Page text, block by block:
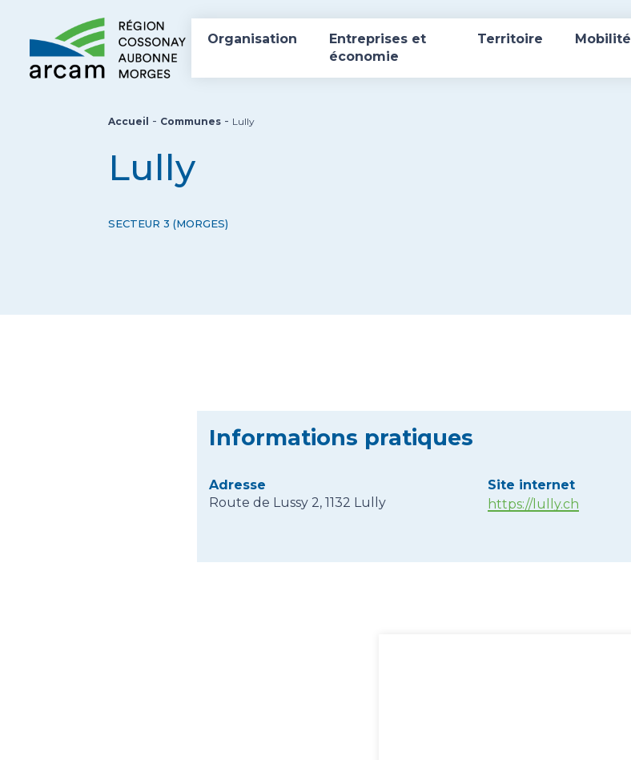
Organisation
Entreprises et
économie
Territoire Mobilité
Accueil - Communes - Lully
Lully
SECTEUR 3 (MORGES)
Informations pratiques
Adresse
Route de Lussy 2, 1132 Lully
Site internet
https://lully.ch